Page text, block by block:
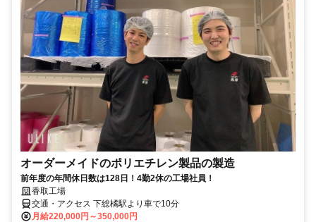
オーダーメイドのポリエチレン製品の製造
前年度の年間休日数は128日！4勤2休の工場社員！
香取工場
交通・アクセス 下総橘駅より車で10分
月給220,000円～350,000円